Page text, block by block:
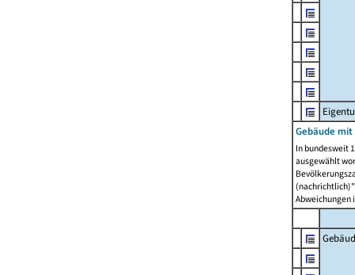
Gebäude
In bundesweit
ausgewählt
Abweichungen